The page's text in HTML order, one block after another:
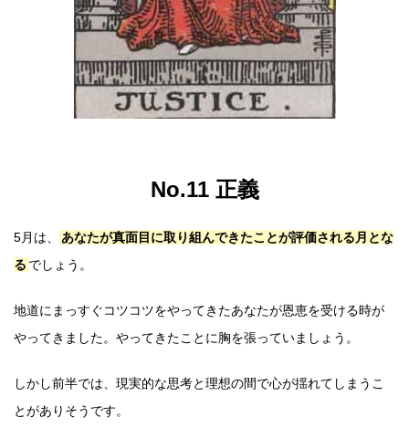
No.11 正義
5月は、
あなたが真面目に取り組んできたことが評価される月とな
る でしょう。
地道にまっすぐコツコツをやってきたあなたが恩恵を受ける時が
やってきました。やってきたことに胸を張っていましょう。
しかし前半では、現実的な思考と理想の間で心が揺れてしまうこ
とがありそうです。